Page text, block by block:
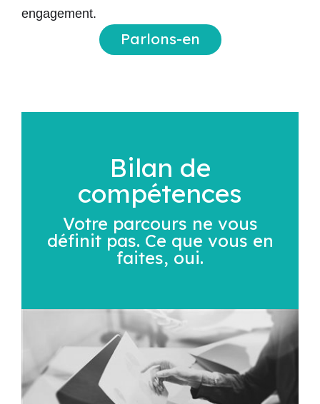
engagement.
Parlons-en
Bilan de
compétences
Votre parcours ne vous
définit pas. Ce que vous en
faites, oui.